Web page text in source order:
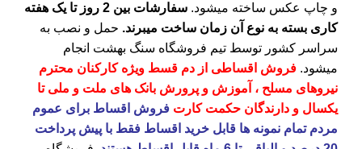
و چاپ عکس ساخته میشود.
سفارشات بین 2 روز تا یک هفته
کاری بسته به نوع آن زمان ساخت میبرند. حمل و نصب به
سراسر کشور توسط تیم فروشگاه سنگ بهشت انجام
میشود. فروش اقساطی از دم قسط ویژه کارکنان محترم
نیروهای مسلح ، آموزش و پرورش بانک های ملت و ملی تا
یکسال و دارندگان حکمت کارت فروش اقساط برای عموم
مردم تمام نمونه ها قابل خرید اقساط فقط با پیش پرداخت